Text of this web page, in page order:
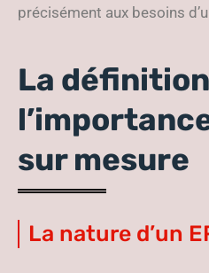
précisément aux besoins
La
sur mesure
La nature d’un